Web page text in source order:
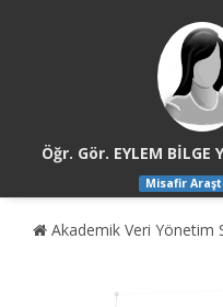
Öğr. Gör. EYLEM BİLGE
Misafir
Akademik Veri Yönetim